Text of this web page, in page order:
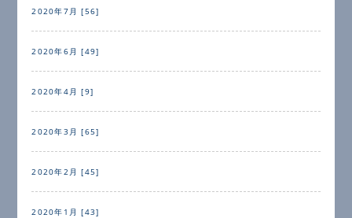
2020年7月 [56]
2020年6月 [49]
2020年4月 [9]
2020年3月 [65]
2020年2月 [45]
2020年1月 [43]